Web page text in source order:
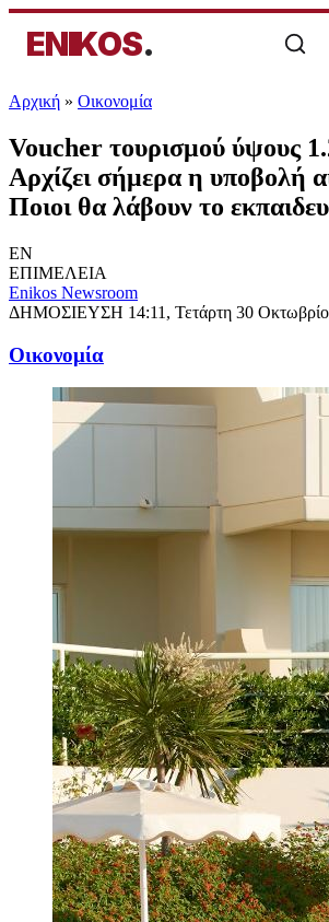
ENIKOS.
Αρχική » Oικονομία
Voucher τουρισμού ύψους
Αρχίζει σήμερα η υποβολή
Ποιοι θα λάβουν το
EN
ΕΠΙΜΕΛΕΙΑ
Enikos Newsroom
ΔΗΜΟΣΙΕΥΣΗ 14:11, Τετάρτη 30
Oικονομία